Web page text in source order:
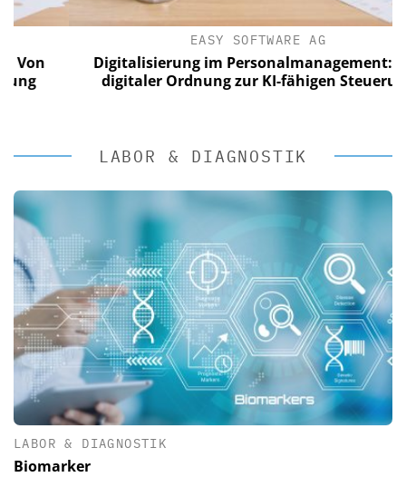
EASY SOFTWARE AG
Digitalisierung im Personalmanagement: Von
digitaler Ordnung zur KI-fähigen Steuerung
LABOR & DIAGNOSTIK
LABOR & DIAGNOSTIK
Biomarker